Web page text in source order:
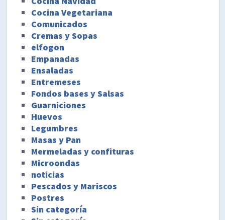
Cocina Vegetariana
Comunicados
Cremas y Sopas
elfogon
Empanadas
Ensaladas
Entremeses
Fondos bases y Salsas
Guarniciones
Huevos
Legumbres
Masas y Pan
Mermeladas y confituras
Microondas
noticias
Pescados y Mariscos
Postres
Sin categoría